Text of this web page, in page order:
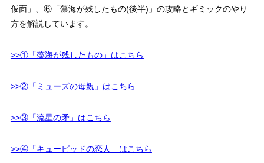
仮面」、⑥「藻海が残したもの(後半)」の攻略とギミックのやり
方を解説しています。
>>①「藻海が残したもの」はこちら
>>②「ミューズの母親」はこちら
>>③「流星の矛」はこちら
>>④「キューピッドの恋人」はこちら